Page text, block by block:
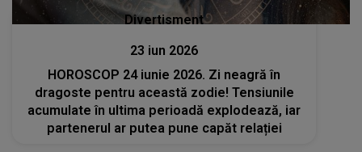
Divertisment
23 iun 2026
HOROSCOP 24 iunie 2026. Zi neagră în
dragoste pentru această zodie! Tensiunile
acumulate în ultima perioadă explodează, iar
partenerul ar putea pune capăt relației